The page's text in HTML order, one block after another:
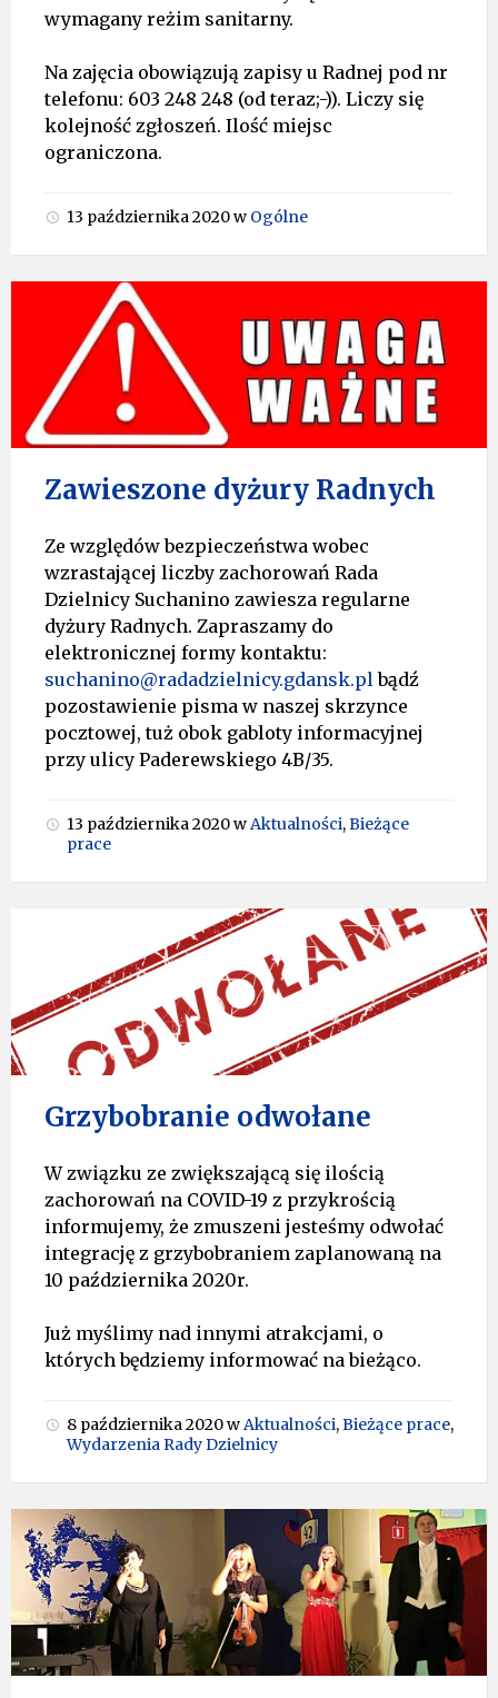
wymagany reżim sanitarny.
Na zajęcia obowiązują zapisy u Radnej pod nr
telefonu: 603 248 248 (od teraz;-)). Liczy się
kolejność zgłoszeń. Ilość miejsc
ograniczona.
13 października 2020w Ogólne
Zawieszone dyżury Radnych
Ze względów bezpieczeństwa wobec
wzrastającej liczby zachorowań Rada
Dzielnicy Suchanino zawiesza regularne
dyżury Radnych. Zapraszamy do
elektronicznej formy kontaktu:
suchanino@radadzielnicy.gdansk.pl bądź
pozostawienie pisma w naszej skrzynce
pocztowej, tuż obok gabloty informacyjnej
przy ulicy Paderewskiego 4B/35.
13 października 2020wAktualności,Bieżące
prace
Grzybobranie odwołane
W związku ze zwiększającą się ilością
zachorowań na COVID-19 z przykrością
informujemy, że zmuszeni jesteśmy odwołać
integrację z grzybobraniem zaplanowaną na
10 października 2020r.
Już myślimy nad innymi atrakcjami, o
których będziemy informować na bieżąco.
8 października 2020wAktualności,Bieżące prace,
Wydarzenia Rady Dzielnicy